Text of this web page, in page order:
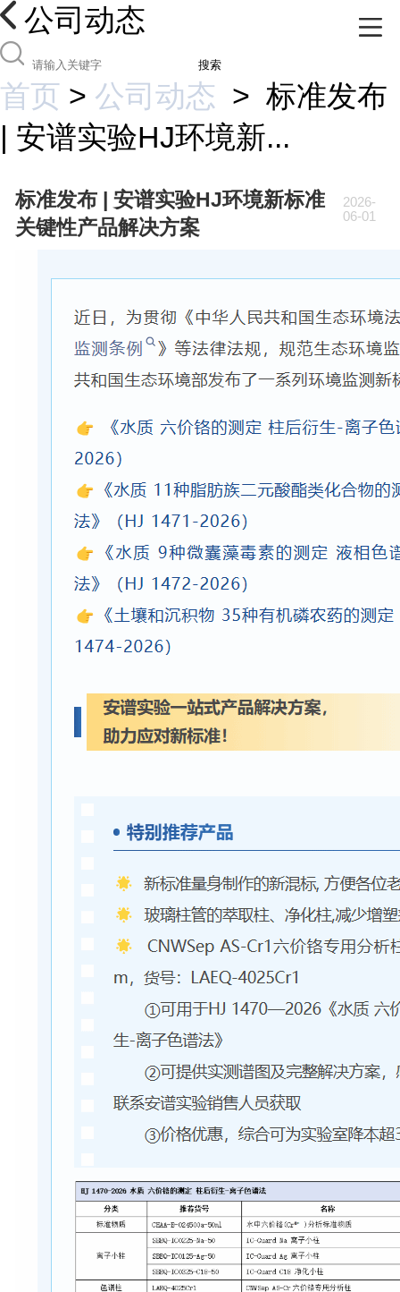
公司动态
搜索
首页 > 公司动态 > 标准发布
| 安谱实验HJ环境新...
标准发布 | 安谱实验HJ环境新标准
关键性产品解决方案
2026-
06-01